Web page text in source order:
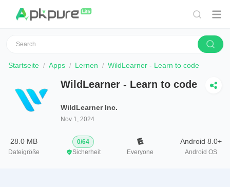
Startseite Apps Lernen WildLearner - Learn to code
WildLearner - Learn to code
WildLearner Inc.
Nov 1, 2024
28.0 MB
Dateigröße
0/64
Sicherheit
Everyone
Android 8.0+
Android OS